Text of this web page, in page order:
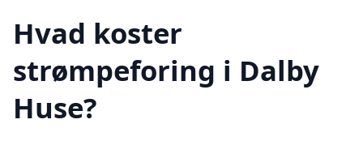
Hvad koster
strømpeforing i Dalby
Huse?